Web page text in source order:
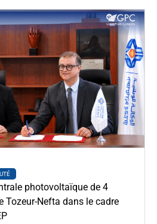
photovoltaïque de 4
Tozeur-Nefta dans le cadre